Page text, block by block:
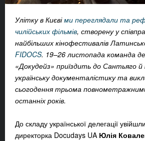
Улітку в Києвіми переглядали та
чилійських фільмів, створену у
найбільших кінофестивалів
FIDOCS. 19–26 листопада команда
«Докудейз» приїздить до Сантьяго
українську документалістику та
сьогодення трьома
останніх років.
До складу української делегації
директорка Docudays UA Юлія